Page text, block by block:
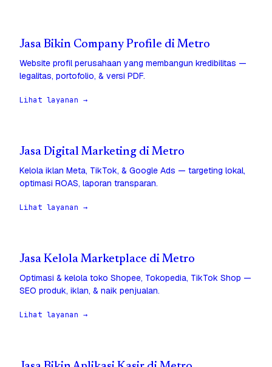
Jasa Bikin Company Profile di Metro
Website profil perusahaan yang membangun kredibilitas —
legalitas, portofolio, & versi PDF.
Lihat layanan →
Jasa Digital Marketing di Metro
Kelola iklan Meta, TikTok, & Google Ads — targeting lokal,
optimasi ROAS, laporan transparan.
Lihat layanan →
Jasa Kelola Marketplace di Metro
Optimasi & kelola toko Shopee, Tokopedia, TikTok Shop —
SEO produk, iklan, & naik penjualan.
Lihat layanan →